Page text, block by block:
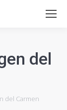
del
del Carmen